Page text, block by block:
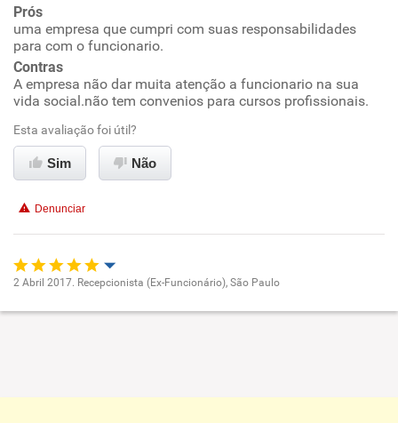
Conciliação com a vida familiar
Benefícios
Recomenda esta empresa
Prós
uma empresa que cumpri com suas responsabilidades
para com o funcionario.
Contras
A empresa não dar muita atenção a funcionario na sua
vida social.não tem convenios para cursos profissionais.
Esta avaliação foi útil?
Sim Não
Denunciar
2 Abril 2017. Recepcionista (Ex-Funcionário), São Paulo